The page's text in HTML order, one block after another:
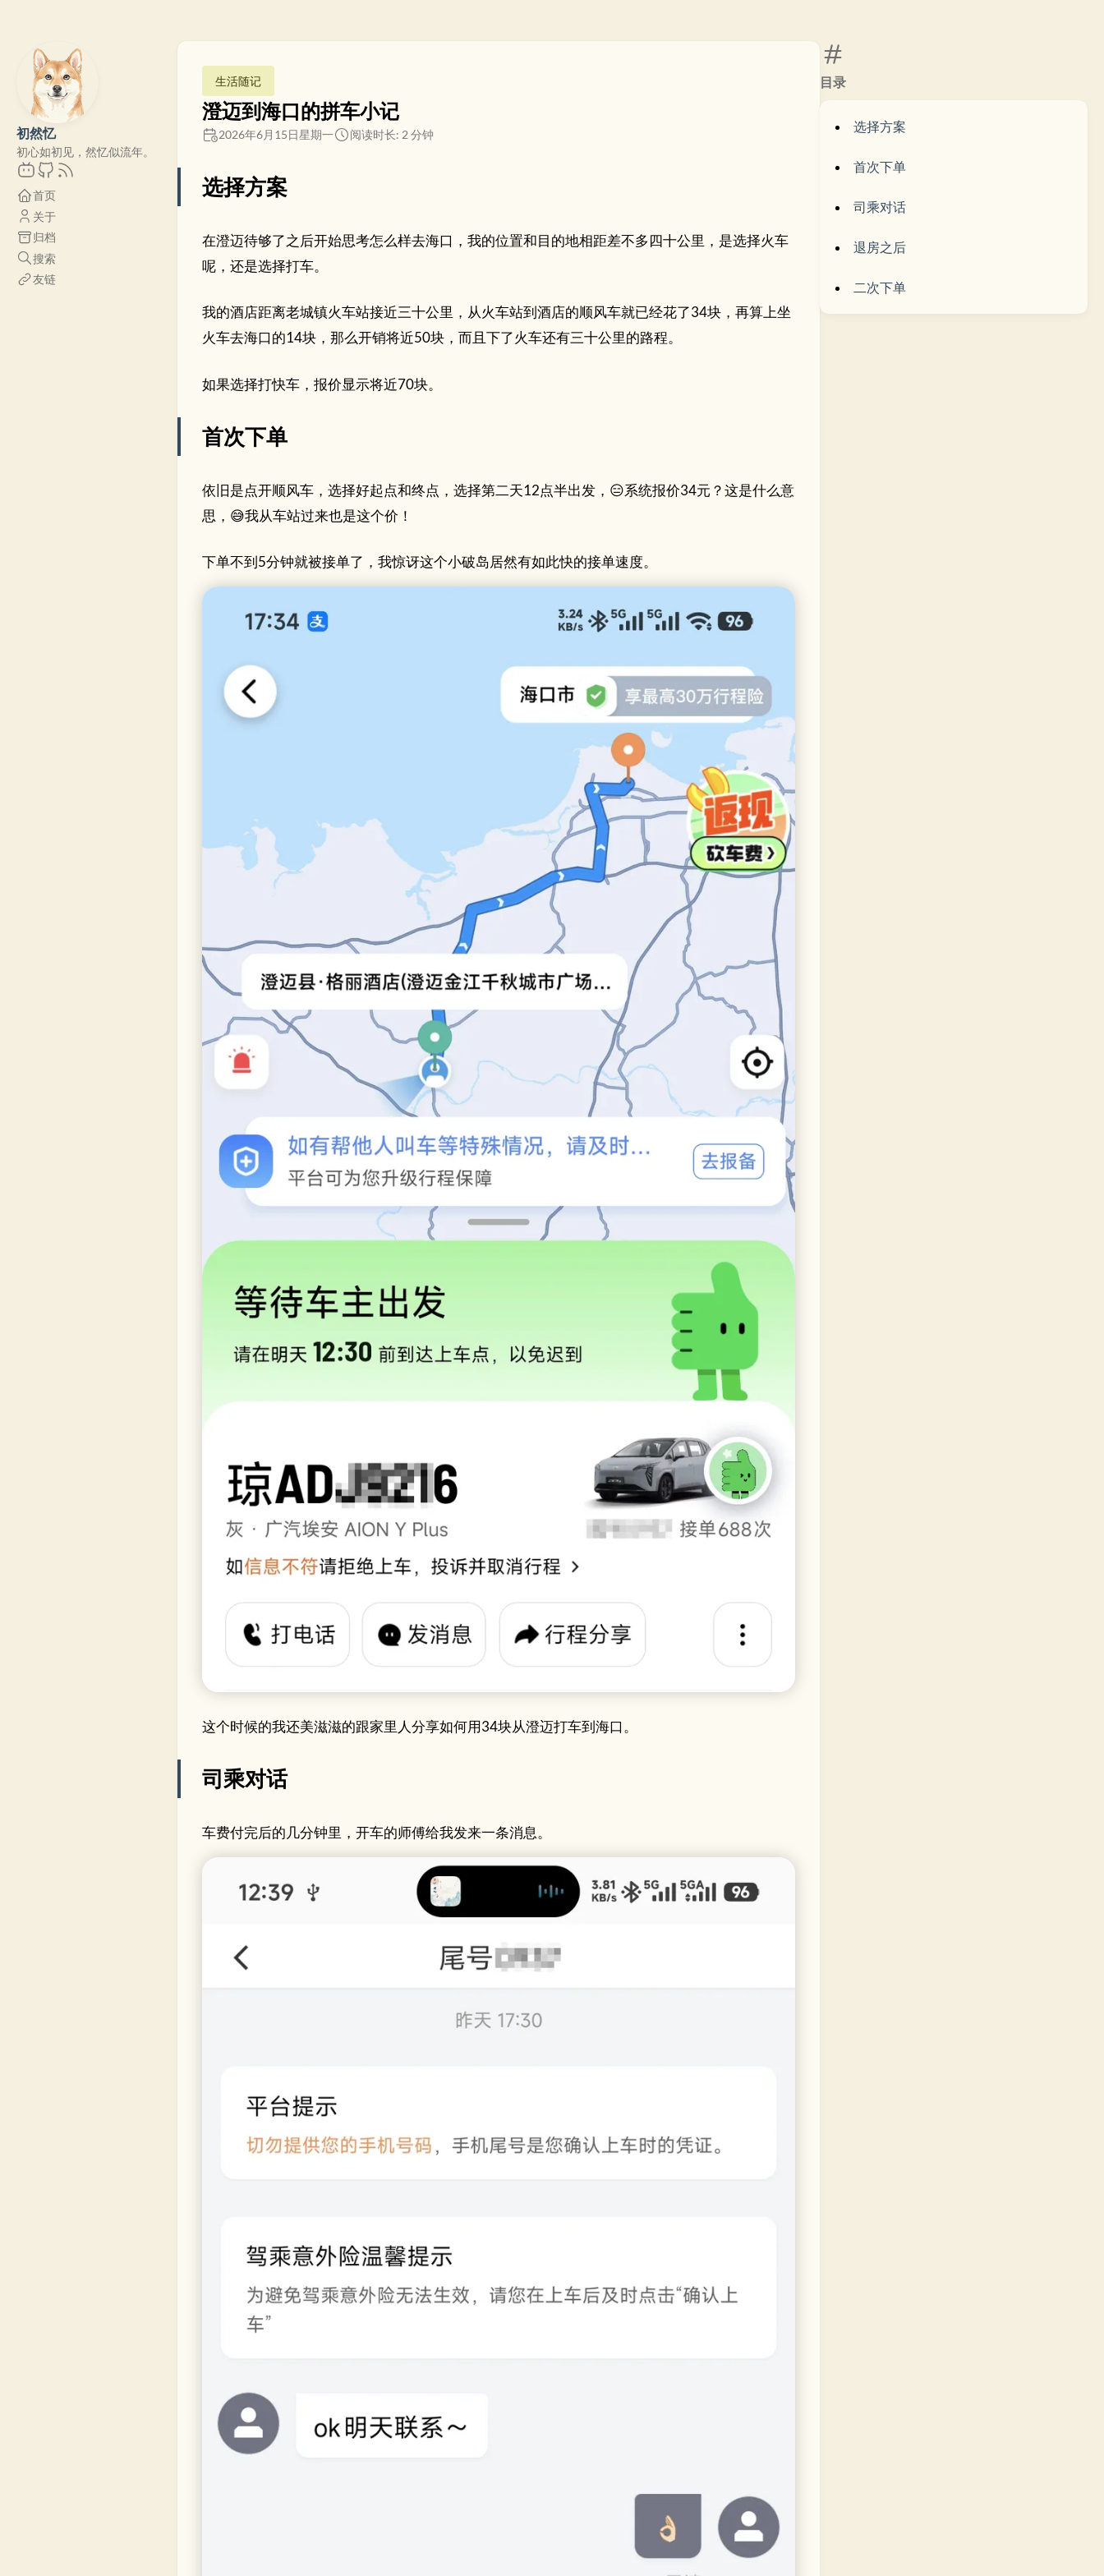
初然忆
初心如初见，然忆似流年。
首页
关于
归档
搜索
友链
目录
选择方案
首次下单
司乘对话
退房之后
二次下单
生活随记
澄迈到海口的拼车小记
2026年6月15日星期一 阅读时长: 2 分钟
选择方案
在澄迈待够了之后开始思考怎么样去海口，我的位置和目的地相距差不多四十公里，是选择火车
呢，还是选择打车。
我的酒店距离老城镇火车站接近三十公里，从火车站到酒店的顺风车就已经花了34块，再算上坐
火车去海口的14块，那么开销将近50块，而且下了火车还有三十公里的路程。
如果选择打快车，报价显示将近70块。
首次下单
依旧是点开顺风车，选择好起点和终点，选择第二天12点半出发，😑系统报价34元？这是什么意
思，😅我从车站过来也是这个价！
下单不到5分钟就被接单了，我惊讶这个小破岛居然有如此快的接单速度。
这个时候的我还美滋滋的跟家里人分享如何用34块从澄迈打车到海口。
司乘对话
车费付完后的几分钟里，开车的师傅给我发来一条消息。